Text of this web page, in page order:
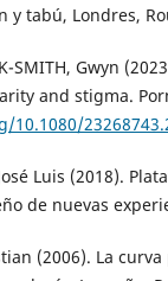
y tabú, Londres,
SMITH, Gwyn
and stigma.
Luis (2018).
de nuevas
(2006). La